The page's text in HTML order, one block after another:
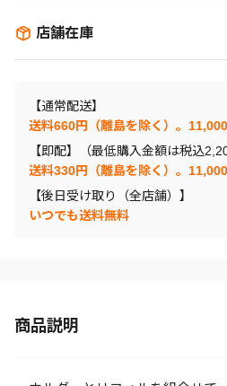
店舗在庫
【通常配送】
送料660円（離島を除く）。
【即配】（最低購入金額は税込
送料330円（離島を除く）。
【後日受け取り（全店舗）】
いつでも送料無料
商品説明